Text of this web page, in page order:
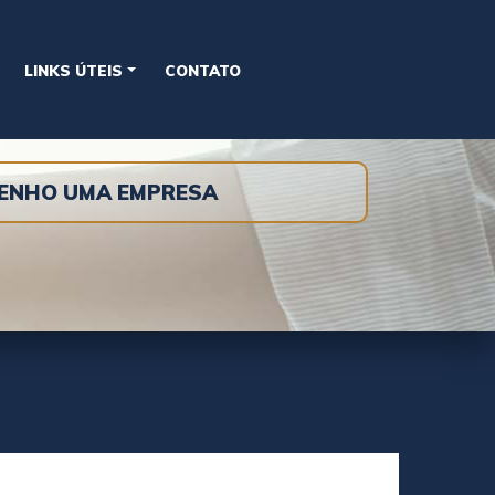
LINKS ÚTEIS CONTATO
UMA EMPRESA